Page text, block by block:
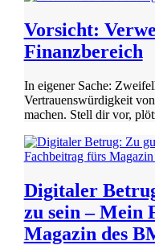
Vorsicht:
Finanzbereich
In eigener Sache:
Vertrauenswürdigkeit
machen. Stell dir vor,
Digitaler
zu sein – Mein
Magazin des